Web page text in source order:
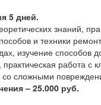
5 дней.
знаний,
и техники
изучение способов
работа с
со сложными
– 25.000 руб.